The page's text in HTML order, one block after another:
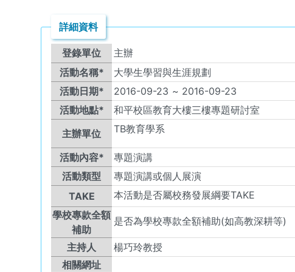
詳細資料
登錄單位 主辦
活動名稱*
大學生學習與生涯規劃
活動日期*
2016-09-23 ~ 2016-09-23
活動地點*
和平校區教育大樓三樓專題研討室
主辦單位
TB教育學系
活動內容*
專題演講
活動類型
專題演講或個人展演
TAKE
本活動是否屬校務發展綱要TAKE
學校專款全額
補助
是否為學校專款全額補助(如高教深耕等)
主持人 楊巧玲教授
相關網址